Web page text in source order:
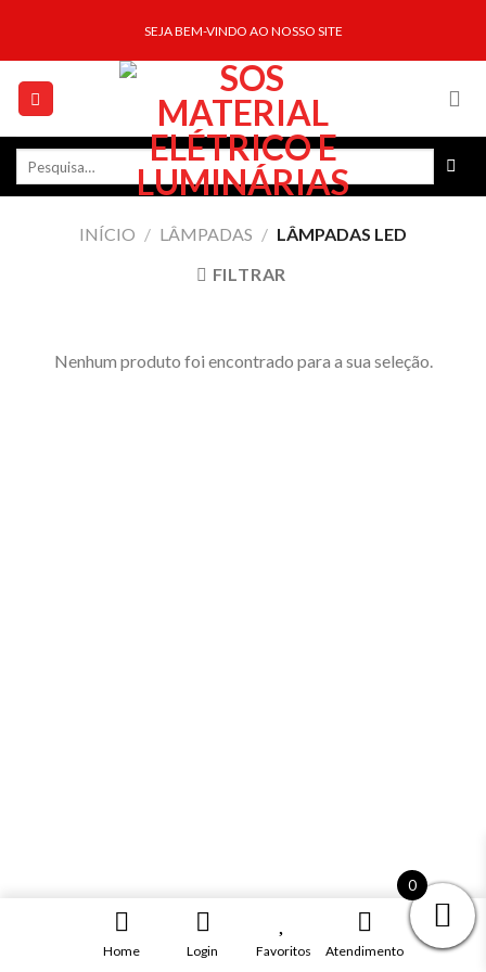
content
SEJA BEM-VINDO AO NOSSO SITE
INÍCIO / LÂMPADAS / LÂMPADAS LED
FILTRAR
Nenhum produto foi encontrado para a sua seleção.
Home Login Favoritos Atendimento
0